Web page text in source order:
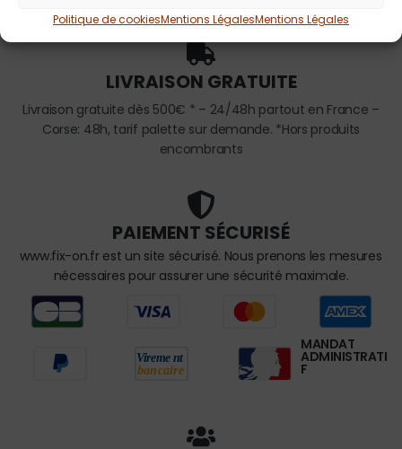
Politique de cookiesMentions LégalesMentions Légales
LIVRAISON GRATUITE
Livraison gratuite dès 500€ * – 24/48h partout en France –
Corse: 48h, tarif palette sur demande. *Hors produits
encombrants
PAIEMENT SÉCURISÉ
www.fix-on.fr est un site sécurisé. Nous prenons les mesures
nécessaires pour assurer une sécurité maximale.
MANDAT
ADMINISTRATI
F